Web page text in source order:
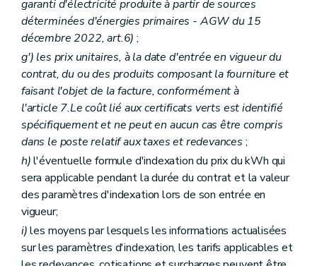
garanti d'électricité produite à partir de sources
déterminées d'énergies primaires - AGW du 15
décembre 2022, art.6);
g') les prix unitaires, à la date d'entrée en vigueur du
contrat, du ou des produits composant la fourniture et
faisant l'objet de la facture, conformément à
l'article 7.Le coût lié aux certificats verts est identifié
spécifiquement et ne peut en aucun cas être compris
dans le poste relatif aux taxes et redevances ;
h)l'éventuelle formule d'indexation du prix du kWh qui
sera applicable pendant la durée du contrat et la valeur
des paramètres d'indexation lors de son entrée en
vigueur;
i)les moyens par lesquels les informations actualisées
sur les paramètres d'indexation, les tarifs applicables et